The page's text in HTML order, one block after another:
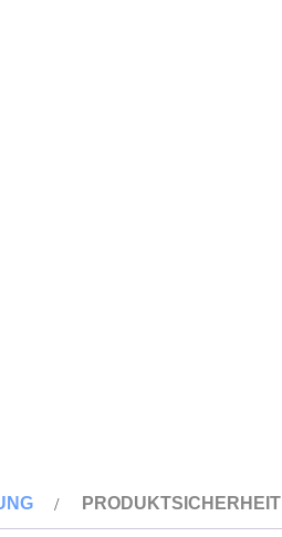
PRODUKTSICHERHEIT